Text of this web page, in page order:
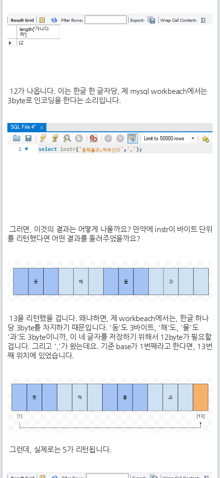
12가 나옵니다. 이는 한글 한 글자당, 제 mysql workbeach에서는
3byte로 인코딩을 한다는 소리입니다.
그러면, 이것의 결과는 어떻게 나올까요? 만약에 instr이 바이트 단위
를 리턴했다면 어떤 결과를 돌려주었을까요?
13을 리턴했을 겁니다. 왜냐하면, 제 workbeach에서는, 한글 하나
당 3byte를 차지하기 때문입니다. '동'도 3바이트, '해'도, '물'도
'과'도 3byte이니까, 이 네 글자를 저장하기 위해서 12byte가 필요할
겁니다. 그리고 ','가 왔는데요. 기준 base가 1번째라고 한다면, 13번
째 위치에 있었습니다.
그런데, 실제로는 5가 리턴됩니다.